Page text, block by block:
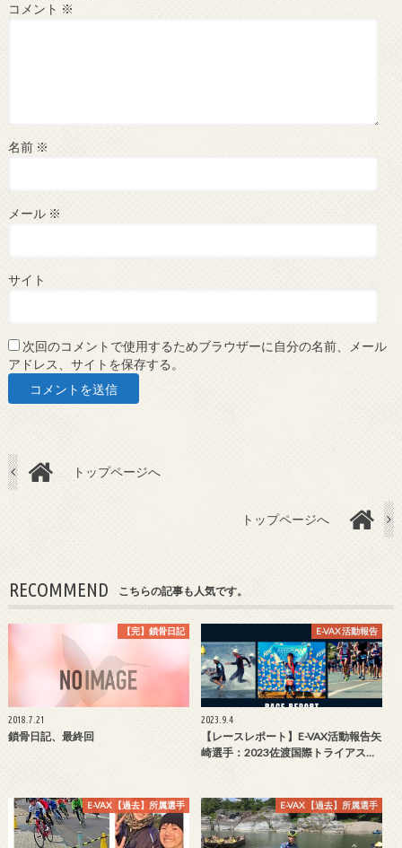
コメント ※
名前 ※
メール ※
サイト
次回のコメントで使用するためブラウザーに自分の名前、メール
アドレス、サイトを保存する。
トップページへ
トップページへ
RECOMMEND こちらの記事も人気です。
【完】鎖骨日記
2018.7.21
鎖骨日記、最終回
E-VAX 活動報告
2023.9.4
【レースレポート】E-VAX活動報告矢
崎選手：2023佐渡国際トライアス…
E-VAX 【過去】所属選手 E-VAX 【過去】所属選手